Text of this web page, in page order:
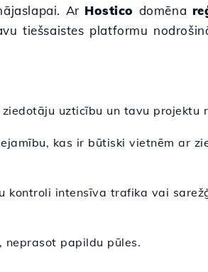
Ar Hostico domēna
tiešsaistes platformu
uzticību un tavu projektu
kas ir būtiski vietnēm ar
kontroli intensīva trafika vai
papildu pūles.